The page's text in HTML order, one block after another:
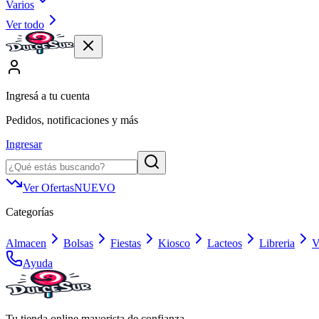
Varios
Ver todo
Ingresá a tu cuenta
Pedidos, notificaciones y más
Ingresar
Ver OfertasNUEVO
Categorías
Almacen Bolsas Fiestas Kiosco Lacteos Libreria
Ayuda